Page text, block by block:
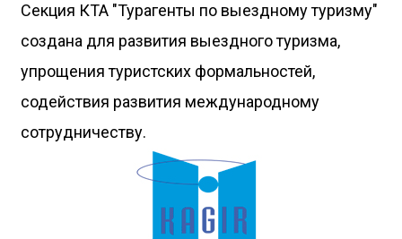
Секция КТА "Турагенты по выездному туризму"
создана для развития выездного туризма,
упрощения туристских формальностей,
содействия развития международному
сотрудничеству.